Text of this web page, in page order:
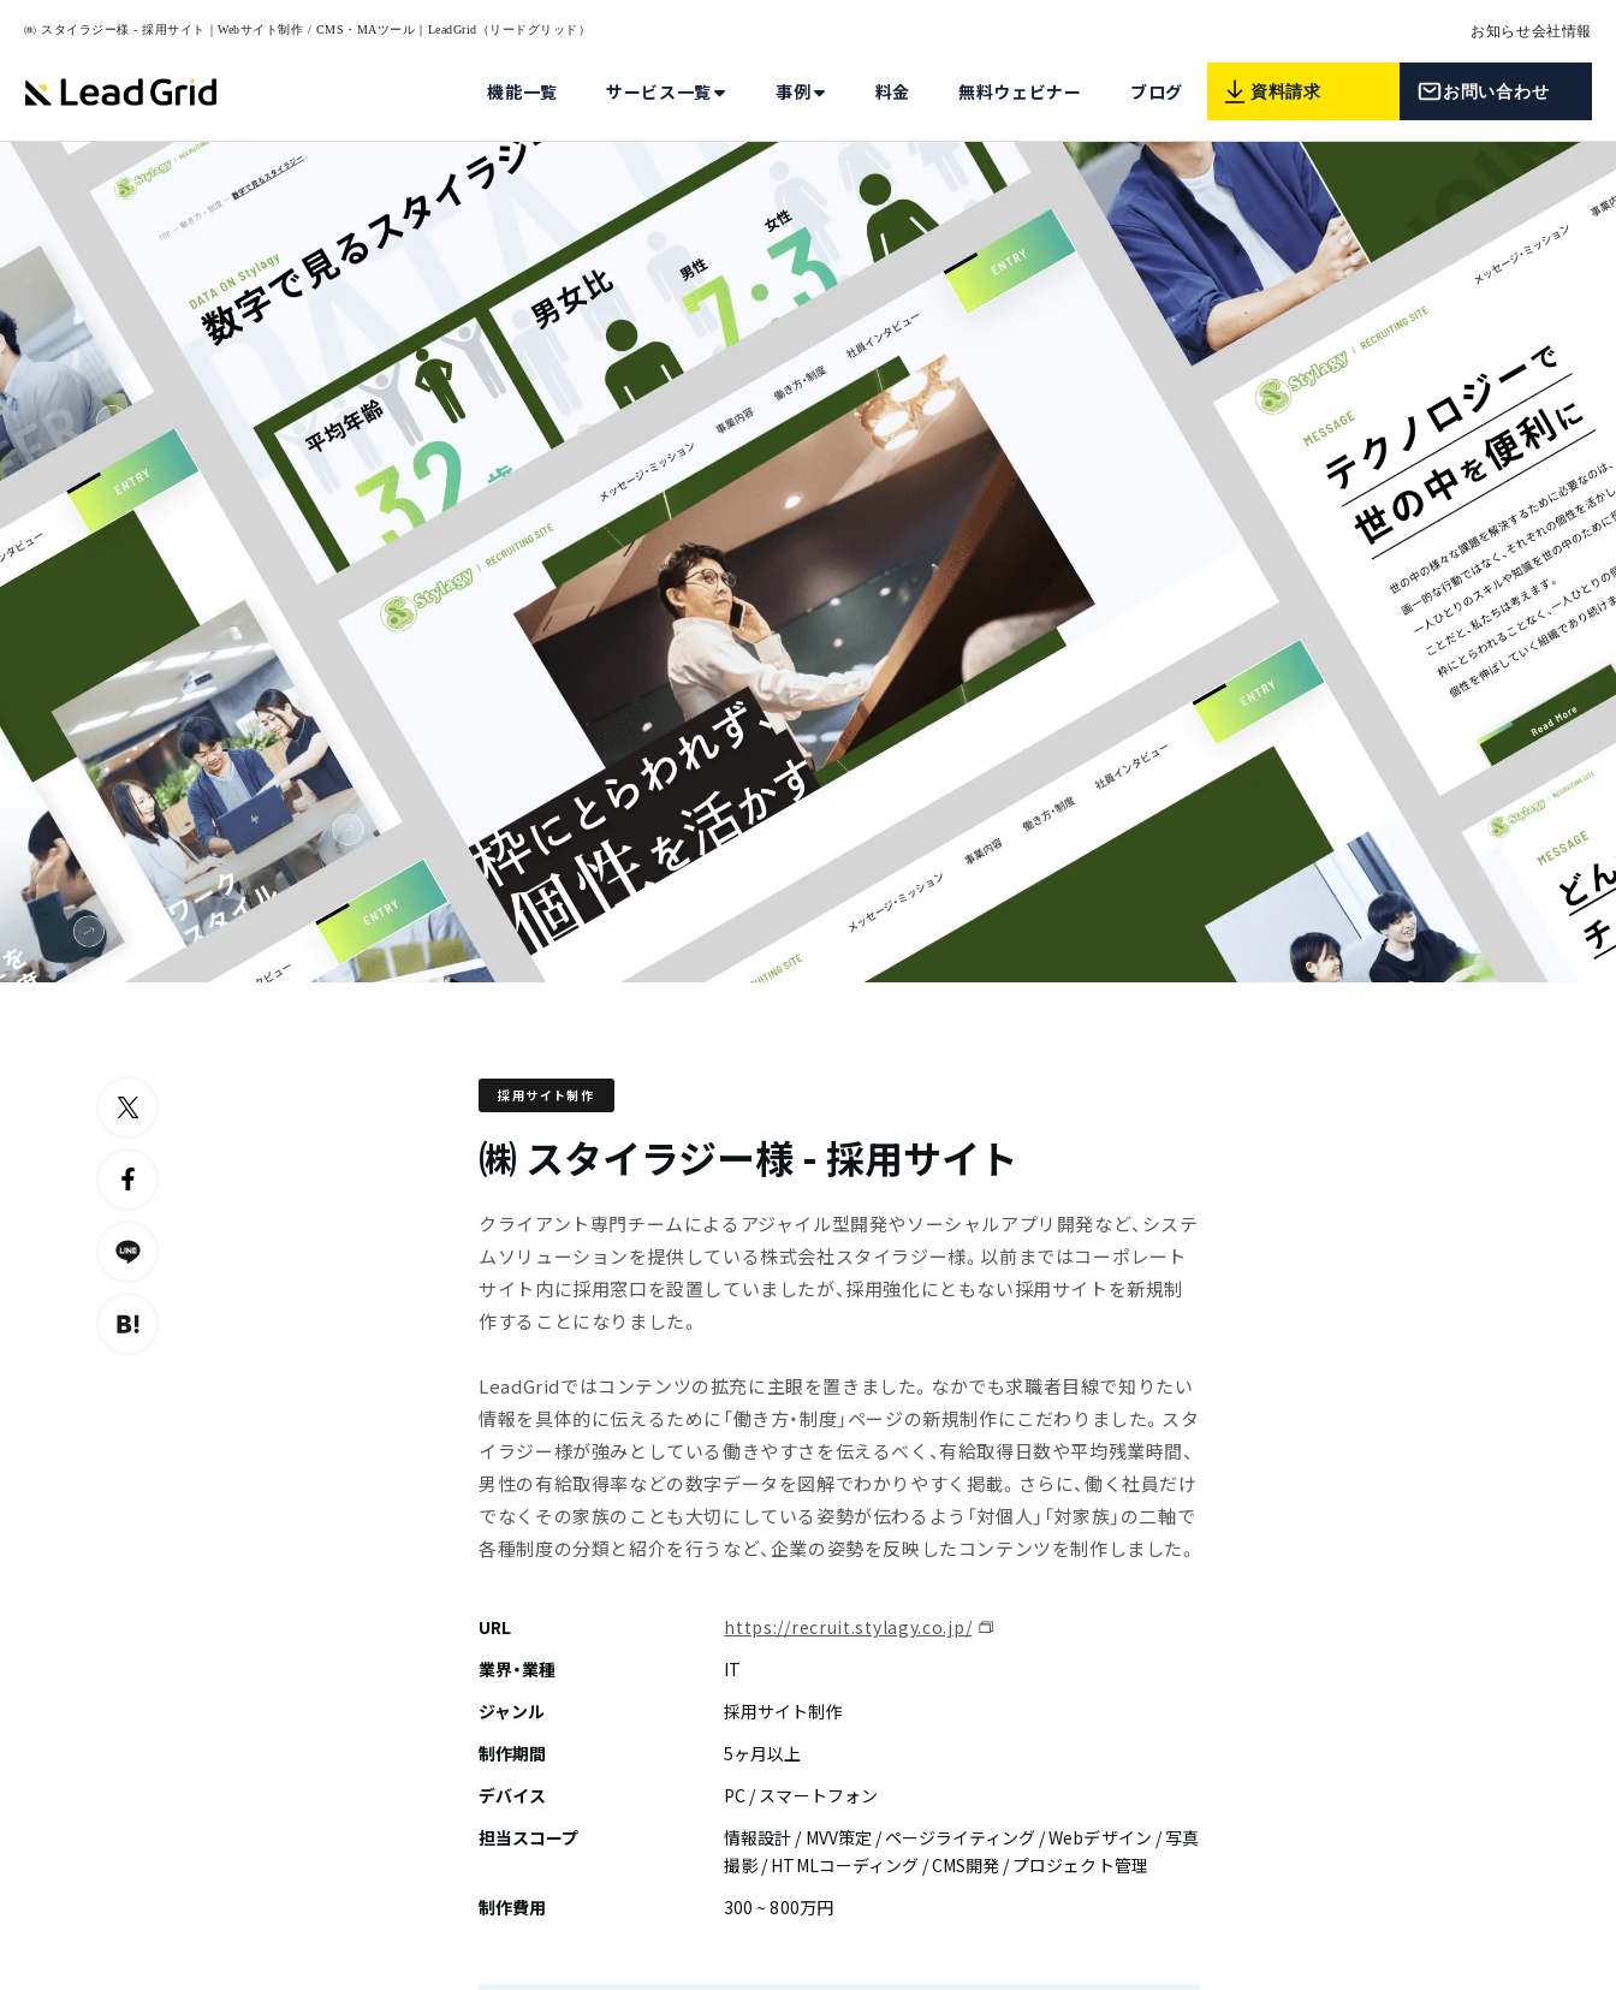
㈱ スタイラジー様 - 採用サイト｜Webサイト制作 / CMS・MAツール｜LeadGrid（リードグリッド） お知らせ会社情報
機能一覧 サービス一覧 事例 料金 無料ウェビナー ブログ 資料請求 お問い合わせ
採用サイト制作
㈱ スタイラジー様 - 採用サイト
クライアント専門チームによるアジャイル型開発やソーシャルアプリ開発など、システ
ムソリューションを提供している株式会社スタイラジー様。以前まではコーポレート
サイト内に採用窓口を設置していましたが、採用強化にともない採用サイトを新規制
作することになりました。
LeadGridではコンテンツの拡充に主眼を置きました。なかでも求職者目線で知りたい
情報を具体的に伝えるために「働き方・制度」ページの新規制作にこだわりました。スタ
イラジー様が強みとしている働きやすさを伝えるべく、有給取得日数や平均残業時間、
男性の有給取得率などの数字データを図解でわかりやすく掲載。さらに、働く社員だけ
でなくその家族のことも大切にしている姿勢が伝わるよう「対個人」「対家族」の二軸で
各種制度の分類と紹介を行うなど、企業の姿勢を反映したコンテンツを制作しました。
URL
https://recruit.stylagy.co.jp/
業界・業種
IT
ジャンル
採用サイト制作
制作期間
5ヶ月以上
デバイス
PC / スマートフォン
担当スコープ
情報設計 / MVV策定 / ページライティング / Webデザイン / 写真
撮影 / HTMLコーディング / CMS開発 / プロジェクト管理
制作費用
300 ~ 800万円